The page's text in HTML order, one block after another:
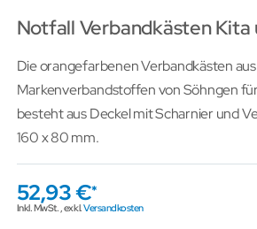
Notfall Verbandkästen Kita
Die orangefarbenen Verbandkästen
Markenverbandstoffen von Söhngen
besteht aus Deckel mit Scharnier und
160 x 80 mm.
52,93 €
Inkl. MwSt. exkl.Versandkosten